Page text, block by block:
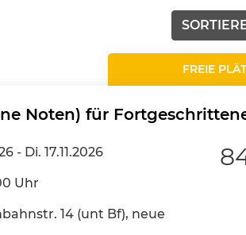
FREIE
Noten) für
- Di. 17.11.2026
Uhr
14 (unt Bf), neue